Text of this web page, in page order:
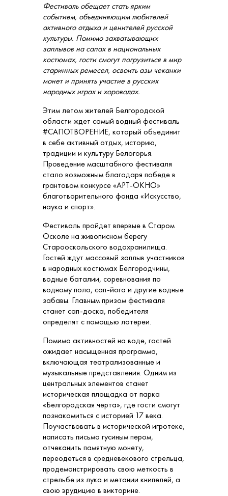
Фестиваль обещает стать ярким
событием, объединяющим любителей
активного отдыха и ценителей русской
культуры. Помимо захватывающих
заплывов на сапах в национальных
костюмах, гости смогут погрузиться в мир
старинных ремесел, освоить азы чеканки
монет и принять участие в русских
народных играх и хороводах.
Этим летом жителей Белгородской
области ждет самый водный фестиваль
#САПОТВОРЕНИЕ, который объединит
в себе активный отдых, историю,
традиции и культуру Белогорья.
Проведение масштабного фестиваля
стало возможным благодаря победе в
грантовом конкурсе «АРТ-ОКНО»
благотворительного фонда «Искусство,
наука и спорт».
Фестиваль пройдет впервые в Старом
Осколе на живописном берегу
Старооскольского водохранилища.
Гостей ждут массовый заплыв участников
в народных костюмах Белгородчины,
водные баталии, соревнования по
водному поло, сап-йога и другие водные
забавы. Главным призом фестиваля
станет сап-доска, победителя
определят с помощью лотереи.
Помимо активностей на воде, гостей
ожидает насыщенная программа,
включающая театрализованные и
музыкальные представления. Одним из
центральных элементов станет
историческая площадка от парка
«Белгородская черта», где гости смогут
познакомиться с историей 17 века.
Поучаствовать в исторической игротеке,
написать письмо гусиным пером,
отчеканить памятную монету,
переодеться в средневекового стрельца,
продемонстрировать свою меткость в
стрельбе из лука и метании книпелей, а
свою эрудицию в викторине.